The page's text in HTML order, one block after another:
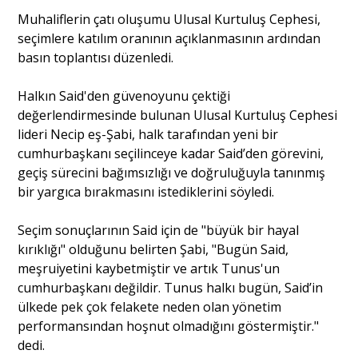
Muhaliflerin çatı oluşumu Ulusal Kurtuluş Cephesi,
seçimlere katılım oranının açıklanmasının ardından
basın toplantısı düzenledi.
Halkın Said'den güvenoyunu çektiği
değerlendirmesinde bulunan Ulusal Kurtuluş Cephesi
lideri Necip eş-Şabi, halk tarafından yeni bir
cumhurbaşkanı seçilinceye kadar Said’den görevini,
geçiş sürecini bağımsızlığı ve doğruluğuyla tanınmış
bir yargıca bırakmasını istediklerini söyledi.
Seçim sonuçlarının Said için de "büyük bir hayal
kırıklığı" olduğunu belirten Şabi, "Bugün Said,
meşruiyetini kaybetmiştir ve artık Tunus'un
cumhurbaşkanı değildir. Tunus halkı bugün, Said’in
ülkede pek çok felakete neden olan yönetim
performansından hoşnut olmadığını göstermiştir."
dedi.